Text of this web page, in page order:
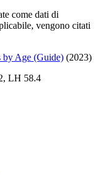
come dati di
vengono citati
Age (Guide) (2023)
LH 58.4